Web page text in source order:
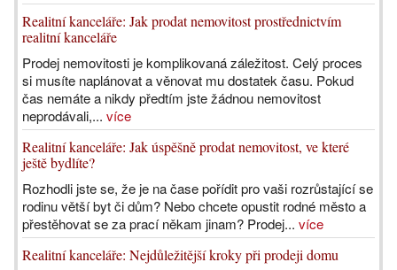
Realitní kanceláře: Jak prodat nemovitost prostřednictvím
realitní kanceláře
Prodej nemovitosti je komplikovaná záležitost. Celý proces
si musíte naplánovat a věnovat mu dostatek času. Pokud
čas nemáte a nikdy předtím jste žádnou nemovitost
neprodávali,... více
Realitní kanceláře: Jak úspěšně prodat nemovitost, ve které
ještě bydlíte?
Rozhodli jste se, že je na čase pořídit pro vaši rozrůstající se
rodinu větší byt či dům? Nebo chcete opustit rodné město a
přestěhovat se za prací někam jinam? Prodej... více
Realitní kanceláře: Nejdůležitější kroky při prodeji domu